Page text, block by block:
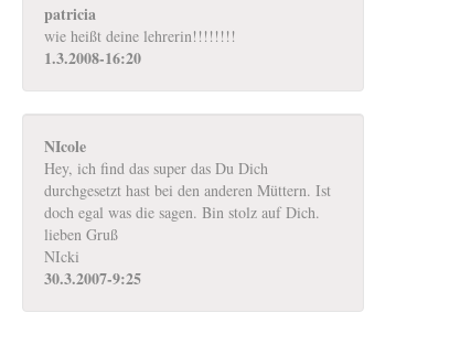
patricia
wie heißt deine lehrerin!!!!!!!!
1.3.2008-16:20
NIcole
Hey, ich find das super das Du Dich
durchgesetzt hast bei den anderen Müttern. Ist
doch egal was die sagen. Bin stolz auf Dich.
lieben Gruß
NIcki
30.3.2007-9:25